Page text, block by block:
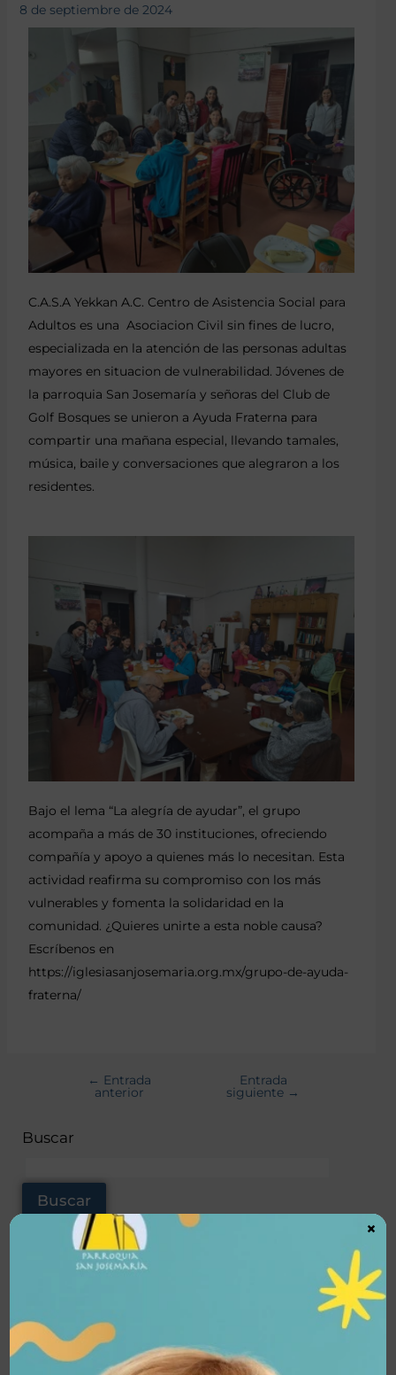
8 de septiembre de 2024
C.A.S.A Yekkan A.C. Centro de Asistencia Social para
Adultos es una Asociacion Civil sin fines de lucro,
especializada en la atención de las personas adultas
mayores en situacion de vulnerabilidad. Jóvenes de
la parroquia San Josemaría y señoras del Club de
Golf Bosques se unieron a Ayuda Fraterna para
compartir una mañana especial, llevando tamales,
música, baile y conversaciones que alegraron a los
residentes.
Bajo el lema “La alegría de ayudar”, el grupo
acompaña a más de 30 instituciones, ofreciendo
compañía y apoyo a quienes más lo necesitan. Esta
actividad reafirma su compromiso con los más
vulnerables y fomenta la solidaridad en la
comunidad. ¿Quieres unirte a esta noble causa?
Escríbenos en
https://iglesiasanjosemaria.org.mx/grupo-de-ayuda-
fraterna/
← Entrada
anterior
Entrada
siguiente →
Buscar
Buscar
TrascienD Charla “Santos o Nada”
Vida Plena Charla Magnifica Humanitas
×